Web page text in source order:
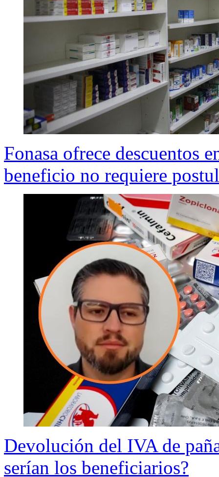
Fonasa ofrece descuentos
beneficio no requiere
Devolución del IVA de
serían los beneficiarios?